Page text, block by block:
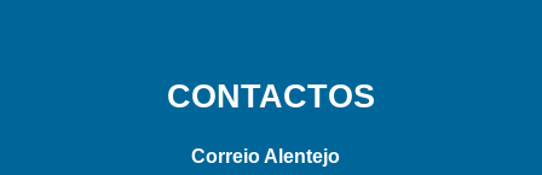
CONTACTOS
Correio Alentejo